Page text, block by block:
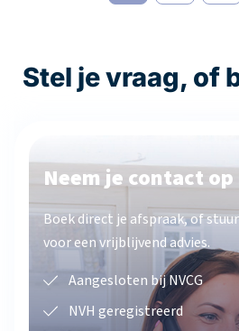
Stel je vraag, of
Neem je contact
Boek direct je afspraak, of
voor een vrijblijvend advies.
Aangesloten bij NVCG
NVH geregistreerd